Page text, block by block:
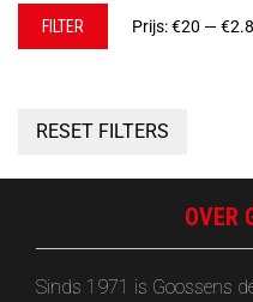
Min.
Max.FILTER Prijs:€20 —
RESET FILTERS
OVER
Sinds 1971 is Goossens